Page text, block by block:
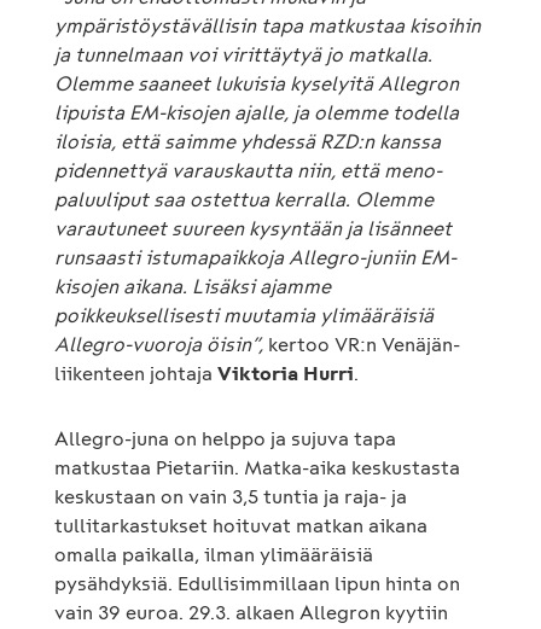
ympäristöystävällisin tapa matkustaa kisoihin
ja tunnelmaan voi virittäytyä jo matkalla.
Olemme saaneet lukuisia kyselyitä Allegron
lipuista EM-kisojen ajalle, ja olemme todella
iloisia, että saimme yhdessä RZD:n kanssa
pidennettyä varauskautta niin, että meno-
paluuliput saa ostettua kerralla. Olemme
varautuneet suureen kysyntään ja lisänneet
runsaasti istumapaikkoja Allegro-juniin EM-
kisojen aikana. Lisäksi ajamme
poikkeuksellisesti muutamia ylimääräisiä
Allegro-vuoroja öisin”, kertoo VR:n Venäjän-
liikenteen johtaja Viktoria Hurri.
Allegro-juna on helppo ja sujuva tapa
matkustaa Pietariin. Matka-aika keskustasta
keskustaan on vain 3,5 tuntia ja raja- ja
tullitarkastukset hoituvat matkan aikana
omalla paikalla, ilman ylimääräisiä
pysähdyksiä. Edullisimmillaan lipun hinta on
vain 39 euroa. 29.3. alkaen Allegron kyytiin